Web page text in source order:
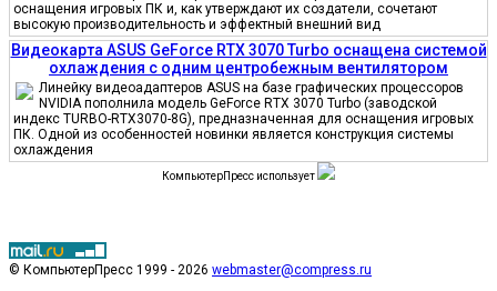
оснащения игровых ПК и, как утверждают их создатели, сочетают
высокую производительность и эффектный внешний вид
Видеокарта ASUS GeForce RTX 3070 Turbo оснащена системой
охлаждения с одним центробежным вентилятором
Линейку видеоадаптеров ASUS на базе графических процессоров
NVIDIA пополнила модель GeForce RTX 3070 Turbo (заводской
индекс TURBO-RTX3070-8G), предназначенная для оснащения игровых
ПК. Одной из особенностей новинки является конструкция системы
охлаждения
КомпьютерПресс использует
© КомпьютерПресс 1999 - 2026 webmaster@compress.ru